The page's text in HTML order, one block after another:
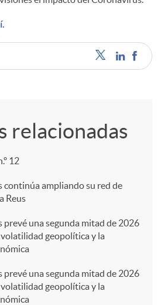
.
relacionadas
12
continúa ampliando su red de
Reus
prevé una segunda mitad de 2026
geopolítica y la
prevé una segunda mitad de 2026
geopolítica y la